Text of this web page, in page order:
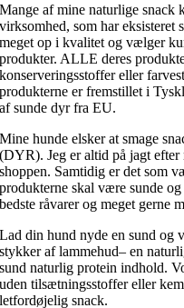
Mange af mine naturlige snack
virksomhed, som har eksisteret
meget op i kvalitet og vælger
produkter. ALLE deres
konserveringsstoffer eller
produkterne er fremstillet i
af sunde dyr fra EU.
Mine hunde elsker at smage
(DYR). Jeg er altid på jagt efter
shoppen. Samtidig er det som
produkterne skal være sunde
bedste råvarer og meget gerne
Lad din hund nyde en sund og
stykker af lammehud– en
sund naturlig protein indhold.
uden tilsætningsstoffer eller
letfordøjelig snack.